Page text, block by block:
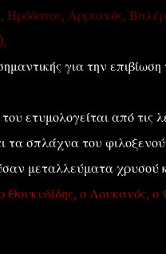
Ηρόδοτος, Αρριανός,
για την
ετυμολογείται από τις
σπλάχνα του
μεταλλεύματα χρυσού
ο Λουκανός, ο